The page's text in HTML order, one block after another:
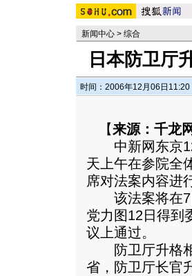
新闻中心 > 综合
日本防卫厅
时间：2006年12月06日11:20
【来源：千龙
中新网东京12
天上午在参院全
席对法案内容进
该法案将在7
党力图12日得到
议上通过。
防卫厅升格相
省，防卫厅长官